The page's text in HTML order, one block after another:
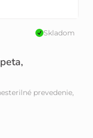
Skladom
prevedenie,